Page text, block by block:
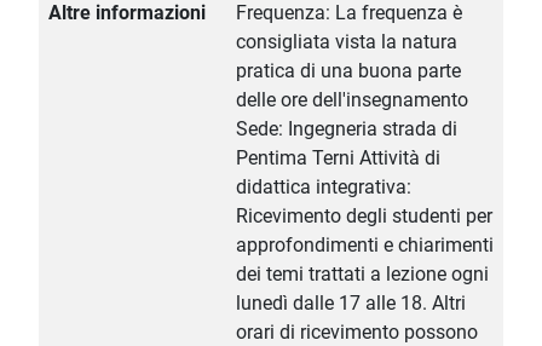
Altre informazioni
Frequenza: La frequenza è
consigliata vista la natura
pratica di una buona parte
delle ore dell'insegnamento
Sede: Ingegneria strada di
Pentima Terni Attività di
didattica integrativa:
Ricevimento degli studenti per
approfondimenti e chiarimenti
dei temi trattati a lezione ogni
lunedì dalle 17 alle 18. Altri
orari di ricevimento possono